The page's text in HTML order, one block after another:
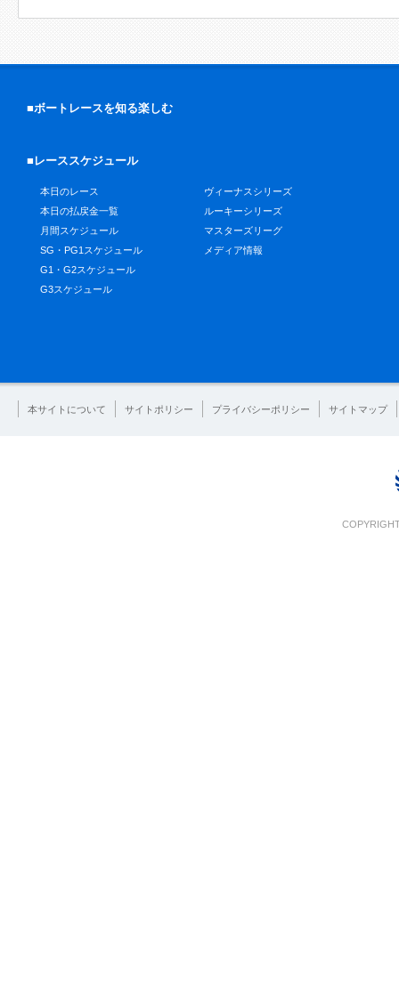
■ボートレースを知る楽しむ
■レーススケジュール
本日のレース
本日の払戻金一覧
月間スケジュール
SG・PG1スケジュール
G1・G2スケジュール
G3スケジュール
ヴィーナスシリーズ
ルーキーシリーズ
マスターズリーグ
メディア情報
本サイトについて サイトポリシー プライバシーポリシー サイトマップ